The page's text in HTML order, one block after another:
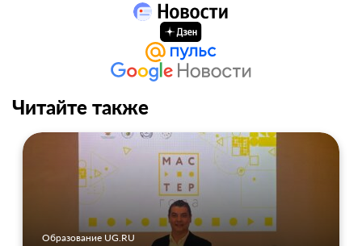
Читайте также
Образование UG.RU